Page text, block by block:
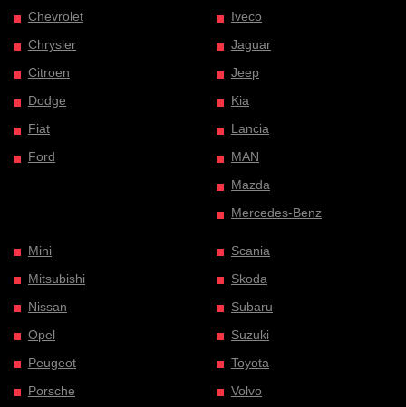
Chevrolet
Chrysler
Citroen
Dodge
Fiat
Ford
Iveco
Jaguar
Jeep
Kia
Lancia
MAN
Mazda
Mercedes-Benz
Mini
Mitsubishi
Nissan
Opel
Peugeot
Porsche
Scania
Skoda
Subaru
Suzuki
Toyota
Volvo